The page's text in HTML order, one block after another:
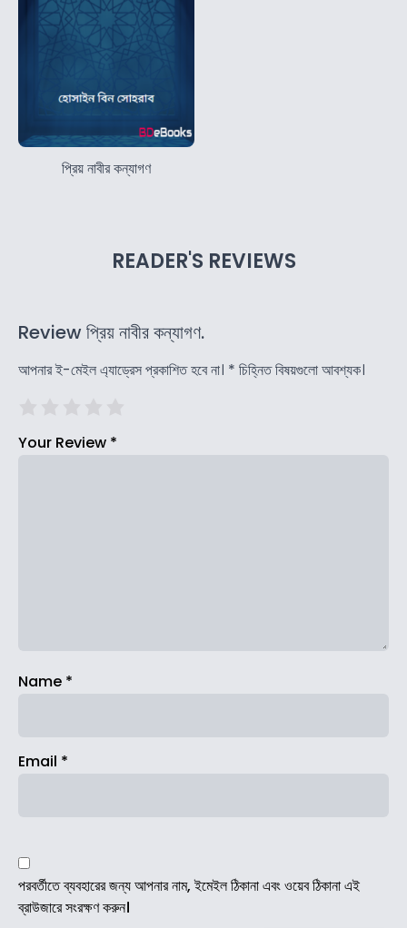
প্রিয় নাবীর কন্যাগণ
READER'S REVIEWS
Review প্রিয় নাবীর কন্যাগণ.
আপনার ই-মেইল এ্যাড্রেস প্রকাশিত হবে না। * চিহ্নিত বিষয়গুলো আবশ্যক।
Your Review *
Name *
Email *
পরবর্তীতে ব্যবহারের জন্য আপনার নাম, ইমেইল ঠিকানা এবং ওয়েব ঠিকানা এই
ব্রাউজারে সংরক্ষণ করুন।